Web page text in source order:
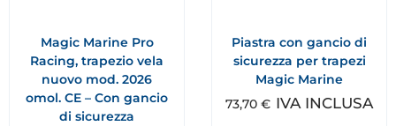
Magic Marine Pro
Racing, trapezio vela
nuovo mod. 2026
omol. CE – Con gancio
di sicurezza
Piastra con gancio di
sicurezza per trapezi
Magic Marine
73,70 € IVA INCLUSA